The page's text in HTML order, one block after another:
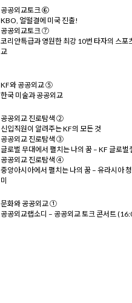
공공외교토크 ⑥
KBO, 얼떨결에 미국 진출!
공공외교토크 ⑦
코리안특급과 영원한 최강 10번 타자의 스포
교
KF와 공공외교 ⑤
한국 미술과 공공외교
공공외교 진로탐색 ②
신입직원이 알려주는 KF의 모든 것
공공외교 진로탐색 ③
글로벌 무대에서 펼치는 나의 꿈 – KF 글로벌
공공외교 진로탐색 ④
중앙아시아에서 펼치는 나의 꿈 – 유라시아
미
문화와 공공외교 ①
공공외교랩소디 – 공공외교 토크 콘서트